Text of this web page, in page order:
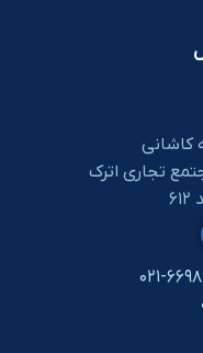
کاشانی
تجاری اترک